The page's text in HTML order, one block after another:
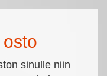
sinulle niin